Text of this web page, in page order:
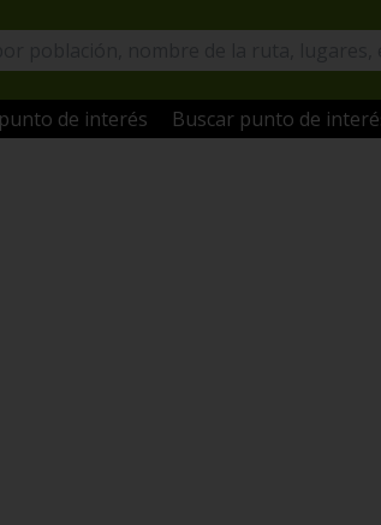
de interés Buscar punto de